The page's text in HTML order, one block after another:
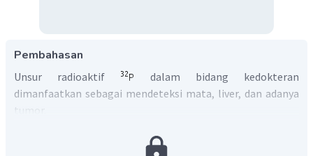
Pembahasan
Unsur radioaktif
dalam bidang kedokteran
dimanfaatkan sebagai mendeteksi mata, liver, dan adanya
tumor.